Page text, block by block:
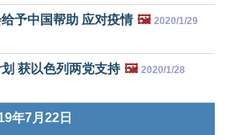
予中国帮助 应对疫情 🖼️ 2020/1/29
获以色列两党支持 🖼️ 2020/1/28
年7月22日